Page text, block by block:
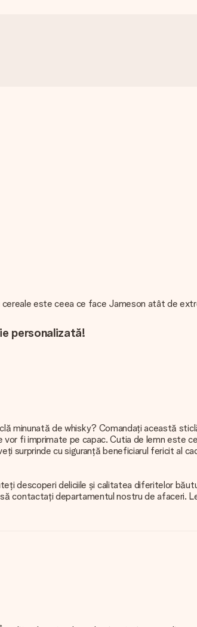
este ceea ce face Jameson atât de
personalizată!
minunată de whisky? Comandați această
fi imprimate pe capac. Cutia de lemn este
surprinde cu siguranță beneficiarul fericit al
descoperi deliciile și calitatea diferitelor
contactați departamentul nostru de afaceri.